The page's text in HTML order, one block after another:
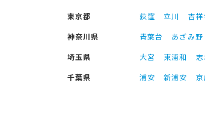
東京都 荻窪 立川 吉祥
神奈川県
青葉台 あざみ野
埼玉県
大宮 東浦和 志
千葉県
浦安 新浦安